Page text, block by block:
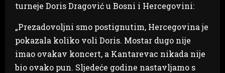
turneje Doris Dragović u Bosni i Hercegovini:
„Prezadovoljni smo postignutim, Hercegovina je
pokazala koliko voli Doris. Mostar dugo nije
imao ovakav koncert, a Kantarevac nikada nije
bio ovako pun. Sljedeće godine nastavljamo s